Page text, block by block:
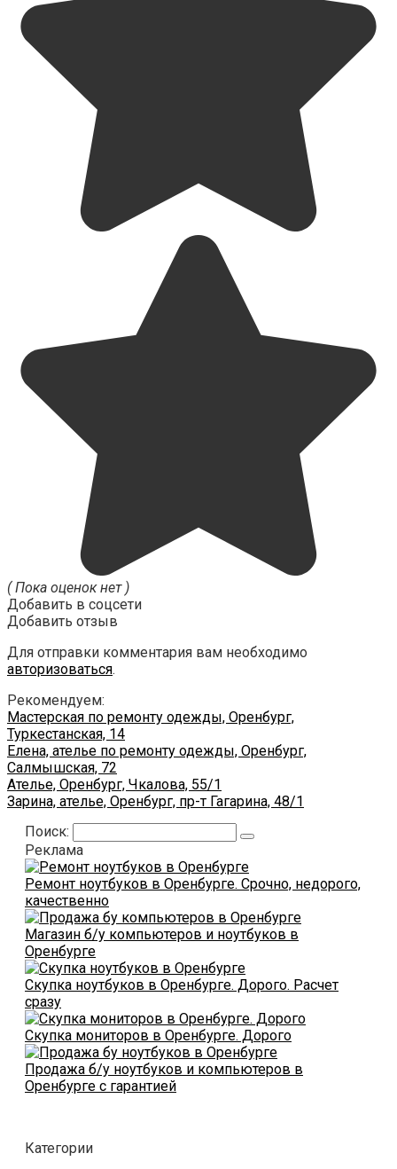
( Пока оценок нет )
Добавить в соцсети
Добавить отзыв
Для отправки комментария вам необходимо
авторизоваться.
Рекомендуем:
Мастерская по ремонту одежды, Оренбург,
Туркестанская, 14
Елена, ателье по ремонту одежды, Оренбург,
Салмышская, 72
Ателье, Оренбург, Чкалова, 55/1
Зарина, ателье, Оренбург, пр-т Гагарина, 48/1
Поиск:
Реклама
Ремонт ноутбуков в Оренбурге. Срочно, недорого,
качественно
Магазин б/у компьютеров и ноутбуков в
Оренбурге
Скупка ноутбуков в Оренбурге. Дорого. Расчет
сразу
Скупка мониторов в Оренбурге. Дорого
Продажа б/у ноутбуков и компьютеров в
Оренбурге с гарантией
Категории